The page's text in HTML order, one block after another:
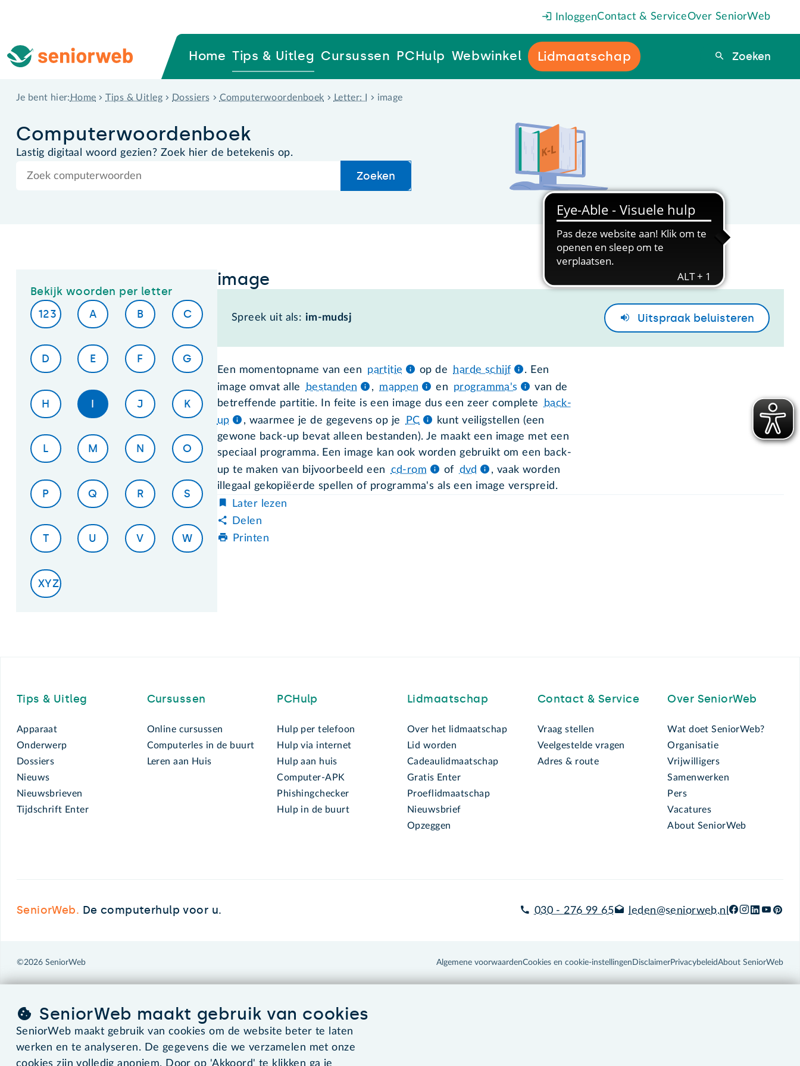
InloggenContact & ServiceOver SeniorWeb
Home Tips & Uitleg Cursussen PCHulp Webwinkel Lidmaatschap Zoeken
Zoeken
Je bent hier: Home Tips & Uitleg Dossiers Computerwoordenboek Letter: I image
Computer­woordenboek
Lastig digitaal woord gezien? Zoek hier de betekenis op.
Zoeken
Bekijk woorden per letter
123
A B C
D E F G
H I J K
L M N O
P Q R S
T U V W
XYZ
image
Spreek uit als: im-mudsj Uitspraak beluisteren
Een momentopname van een partitie op de harde schijf
. Een
image omvat alle
bestanden , mappen en programma's
van de
betreffende partitie. In feite is een image dus een zeer complete
back-
up
, waarmee je de gegevens op je PC
kunt veiligstellen (een
gewone back-up bevat alleen bestanden). Je maakt een image met een
speciaal programma. Een image kan ook worden gebruikt om een back-
up te maken van bijvoorbeeld een
cd-rom of dvd
, vaak worden
illegaal gekopiëerde spellen of programma's als een image verspreid.
Later lezen
Delen
Printen
Tips & Uitleg
Apparaat
Onderwerp
Dossiers
Nieuws
Nieuwsbrieven
Tijdschrift Enter
Cursussen
Online cursussen
Computerles in de buurt
Leren aan Huis
PCHulp
Hulp per telefoon
Hulp via internet
Hulp aan huis
Computer-APK
Phishingchecker
Hulp in de buurt
Lidmaatschap
Over het lidmaatschap
Lid worden
Cadeaulidmaatschap
Gratis Enter
Proeflidmaatschap
Nieuwsbrief
Opzeggen
Contact & Service
Vraag stellen
Veelgestelde vragen
Adres & route
Over SeniorWeb
Wat doet SeniorWeb?
Organisatie
Vrijwilligers
Samenwerken
Pers
Vacatures
About SeniorWeb
SeniorWeb. De computerhulp voor u. 030 - 276 99 65 leden@seniorweb.nl
©2026 SeniorWeb Algemene voorwaardenCookies en cookie-instellingen DisclaimerPrivacybeleidAbout SeniorWeb
SeniorWeb maakt gebruik van cookies
SeniorWeb maakt gebruik van cookies om de website beter te laten
werken en te analyseren. De gegevens die we verzamelen met onze
cookies zijn volledig anoniem. Door op 'Akkoord' te klikken ga je